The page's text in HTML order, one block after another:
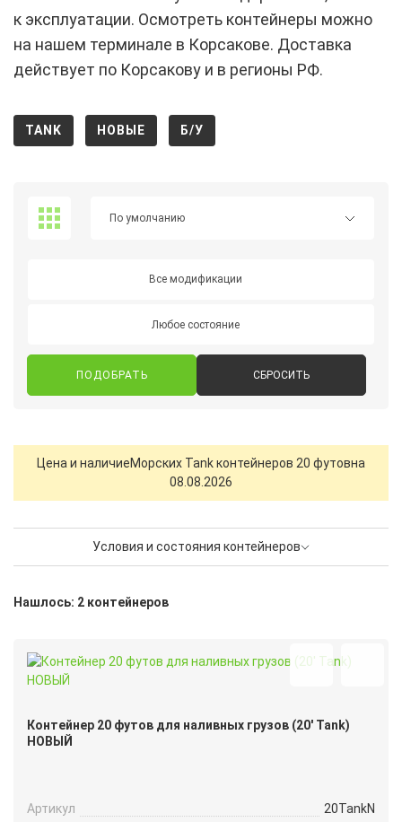
к эксплуатации. Осмотреть контейнеры можно
на нашем терминале в Корсакове. Доставка
действует по Корсакову и в регионы РФ.
TANK НОВЫЕ Б/У
Все модификации
Любое состояние
СБРОСИТЬ
Цена и наличиеМорских Tank контейнеров 20 футовна
08.08.2026
Условия и состояния контейнеров
Нашлось: 2 контейнеров
Контейнер 20 футов для наливных грузов (20′ Tank)
НОВЫЙ
Артикул
20TankN